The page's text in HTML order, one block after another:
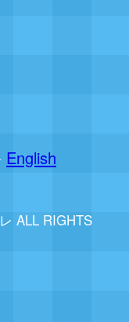
English
ALL RIGHTS